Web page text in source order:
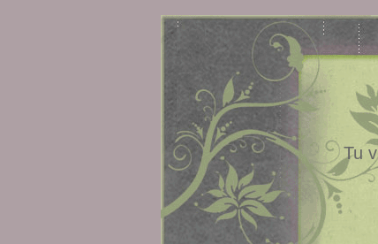
Tu